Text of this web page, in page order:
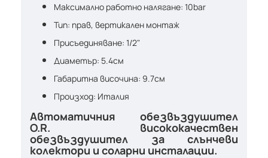
Максимално работно налягане: 10bar
Тип: прав, вертикален монтаж
Присъединяване: 1/2"
Диаметър: 5.4см
Габаритна височина: 9.7см
Произход: Италия
Автоматичния обезвъздушител
O.R. висококачествен
обезвъздушител за слънчеви
колектори и соларни инсталации.